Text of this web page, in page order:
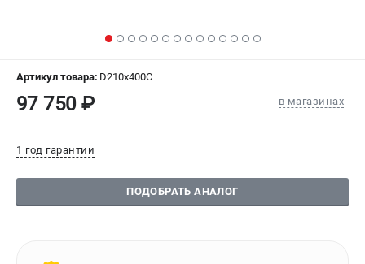
ИЗБРАННОЕ ( 0 )
СРАВНЕНИЕ 0 )
ПОДДЕРЖКА
Артикул товара: D210x400C
97 750 ₽ в магазинах
1 год гарантии
ПОДОБРАТЬ АНАЛОГ